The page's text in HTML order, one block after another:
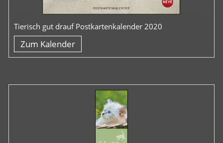
Tierisch gut drauf Postkartenkalender 2020
Zum Kalender